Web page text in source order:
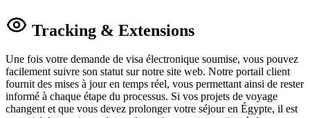
Tracking & Extensions
Une fois votre demande de visa électronique soumise, vous pouvez
facilement suivre son statut sur notre site web. Notre portail client
fournit des mises à jour en temps réel, vous permettant ainsi de rester
informé à chaque étape du processus. Si vos projets de voyage
changent et que vous devez prolonger votre séjour en Égypte, il est